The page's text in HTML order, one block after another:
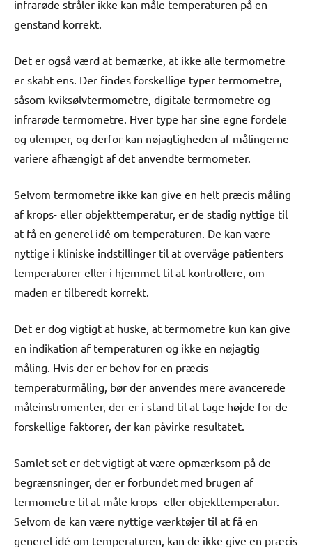
infrarøde stråler ikke kan måle temperaturen på en
genstand korrekt.
Det er også værd at bemærke, at ikke alle termometre
er skabt ens. Der findes forskellige typer termometre,
såsom kviksølvtermometre, digitale termometre og
infrarøde termometre. Hver type har sine egne fordele
og ulemper, og derfor kan nøjagtigheden af målingerne
variere afhængigt af det anvendte termometer.
Selvom termometre ikke kan give en helt præcis måling
af krops- eller objekttemperatur, er de stadig nyttige til
at få en generel idé om temperaturen. De kan være
nyttige i kliniske indstillinger til at overvåge patienters
temperaturer eller i hjemmet til at kontrollere, om
maden er tilberedt korrekt.
Det er dog vigtigt at huske, at termometre kun kan give
en indikation af temperaturen og ikke en nøjagtig
måling. Hvis der er behov for en præcis
temperaturmåling, bør der anvendes mere avancerede
måleinstrumenter, der er i stand til at tage højde for de
forskellige faktorer, der kan påvirke resultatet.
Samlet set er det vigtigt at være opmærksom på de
begrænsninger, der er forbundet med brugen af
termometre til at måle krops- eller objekttemperatur.
Selvom de kan være nyttige værktøjer til at få en
generel idé om temperaturen, kan de ikke give en præcis